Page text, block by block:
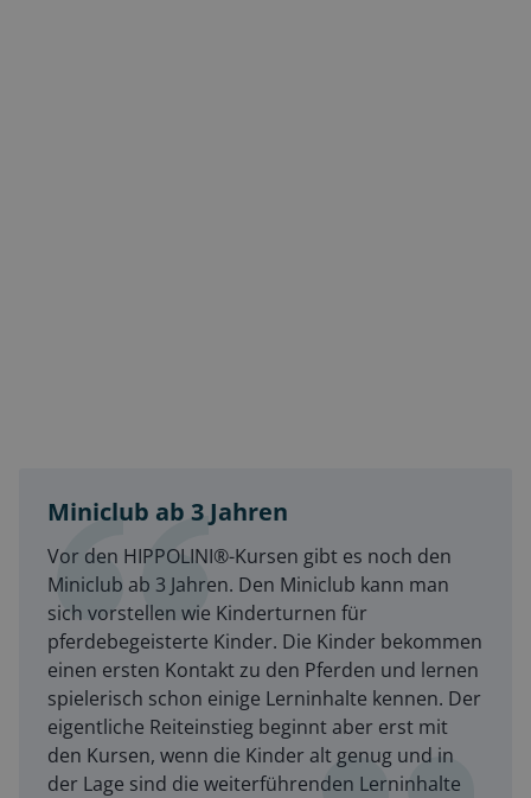
Miniclub ab 3 Jahren
Vor den HIPPOLINI®-Kursen gibt es noch den
Miniclub ab 3 Jahren. Den Miniclub kann man
sich vorstellen wie Kinderturnen für
pferdebegeisterte Kinder. Die Kinder bekommen
einen ersten Kontakt zu den Pferden und lernen
spielerisch schon einige Lerninhalte kennen. Der
eigentliche Reiteinstieg beginnt aber erst mit
den Kursen, wenn die Kinder alt genug und in
der Lage sind die weiterführenden Lerninhalte